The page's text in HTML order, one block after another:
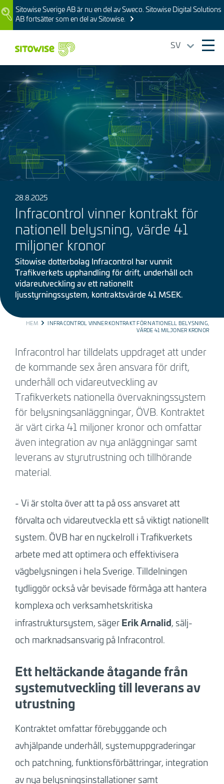
Skip
to
main
ImageSitowise Sverige AB är nu en del av Sweco. Sitowise Digital Solutions
AB fortsätter som en del av Sitowise.
SV
28.8.2025
Infracontrol vinner kontrakt för
nationell belysning, värde 41
miljoner kronor
Sitowise dotterbolag Infracontrol har vunnit
Trafikverkets upphandling för drift, underhåll och
vidareutveckling av ett nationellt
ljusstyrningssystem, kontraktsvärde 41 MSEK.
BREADCRUMB
HEM
INFRACONTROL VINNER KONTRAKT FÖR NATIONELL BELYSNING,
VÄRDE 41 MILJONER KRONOR
Infracontrol har tilldelats uppdraget att under
de kommande sex åren ansvara för drift,
underhåll och vidareutveckling av
Trafikverkets nationella övervakningssystem
för belysningsanläggningar, ÖVB. Kontraktet
är värt cirka 41 miljoner kronor och omfattar
även integration av nya anläggningar samt
leverans av styrutrustning och tillhörande
material.
- Vi är stolta över att ta på oss ansvaret att
förvalta och vidareutveckla ett så viktigt nationellt
system. ÖVB har en nyckelroll i Trafikverkets
arbete med att optimera och effektivisera
vägbelysningen i hela Sverige. Tilldelningen
tydliggör också vår bevisade förmåga att hantera
komplexa och verksamhetskritiska
infrastruktursystem, säger Erik Arnalid, sälj-
och marknadsansvarig på Infracontrol.
Ett heltäckande åtagande från
systemutveckling till leverans av
utrustning
Kontraktet omfattar förebyggande och
avhjälpande underhåll, systemuppgraderingar
och patchning, funktionsförbättringar, integration
av nya belysningsinstallationer samt